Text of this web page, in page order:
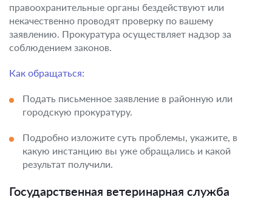
правоохранительные органы бездействуют или
некачественно проводят проверку по вашему
заявлению. Прокуратура осуществляет надзор за
соблюдением законов.
Как обращаться:
Подать письменное заявление в районную или
городскую прокуратуру.
Подробно изложите суть проблемы, укажите, в
какую инстанцию вы уже обращались и какой
результат получили.
Государственная ветеринарная служба